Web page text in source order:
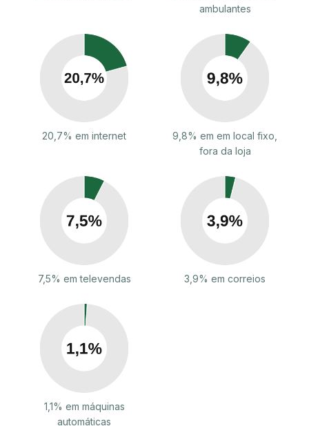
ambulantes
20,7% em internet
9,8% em em local fixo,
fora da loja
7,5% em televendas 3,9% em correios
1,1% em máquinas
automáticas